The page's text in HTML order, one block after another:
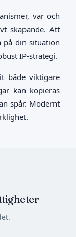
var och
skapande. Att
din situation
IP-strategi.
både viktigare
kan kopieras
spår. Modernt